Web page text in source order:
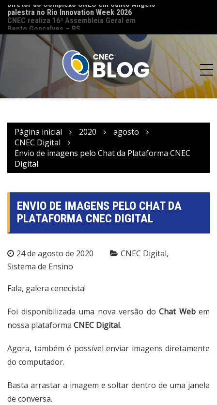
palestra no Rio Innovation Week 2026
CNEC realiza 16ª Assembleia Geral em
Bento Gonçalves – RS
Página inicial 2020
agosto
CNEC Digital
Envio de imagens pelo Chat da Plataforma CNEC
Digital
ENVIO DE IMAGENS PELO CHAT DA
PLATAFORMA CNEC DIGITAL
24 de agosto de 2020
CNEC Digital
Sistema de Ensino
Fala, galera cenecista!
Foi disponibilizada uma nova versão do Chat Webem
nossa plataforma CNEC Digital.
Agora, também é possível enviar imagens diretamente
do computador.
Basta arrastar a imagem e soltar dentro de uma janela
de conversa.